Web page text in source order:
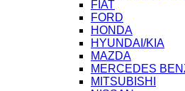
FÍAT
FORD
HONDA
HYUNDAI/KIA
MAZDA
MERCEDES
MITSUBISHI